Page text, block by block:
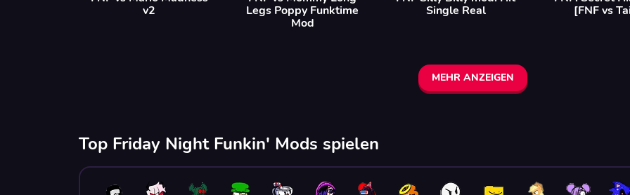
v2
Legs Poppy Funktime
Mod
Single Real
[FNF vs
MEHR ANZEIGEN
Top Friday Night Funkin' Mods spielen